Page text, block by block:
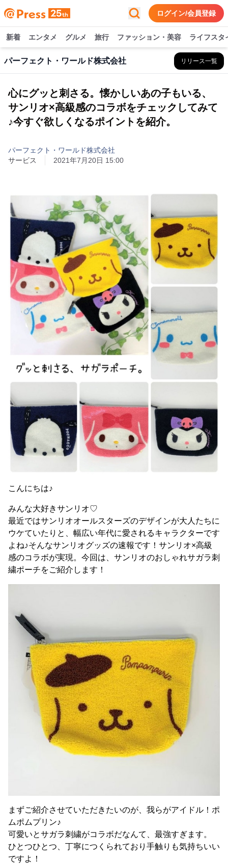
ログイン/会員登録
新着 エンタメ グルメ 旅行 ファッション・美容 ライフスタ
パーフェクト・ワールド株式会社 リリース一覧
心にグッと刺さる。懐かしいあの子もいる、
サンリオ×高級感のコラボをチェックしてみて
♪今すぐ欲しくなるポイントを紹介。
パーフェクト・ワールド株式会社
サービス
2021年7月20日 15:00
こんにちは♪
みんな大好きサンリオ♡
最近ではサンリオオールスターズのデザインが大人たちに
ウケていたりと、幅広い年代に愛されるキャラクターです
よね♪そんなサンリオグッズの速報です！サンリオ×高級
感のコラボが実現。今回は、サンリオのおしゃれサガラ刺
繍ポーチをご紹介します！
まずご紹介させていただきたいのが、我らがアイドル！ポ
ムポムプリン♪
可愛いとサガラ刺繍がコラボだなんて、最強すぎます。
ひとつひとつ、丁寧につくられており手触りも気持ちいい
ですよ！